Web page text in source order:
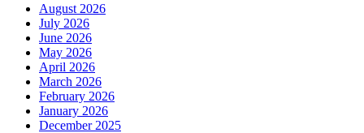
August 2026
July 2026
June 2026
May 2026
April 2026
March 2026
February 2026
January 2026
December 2025